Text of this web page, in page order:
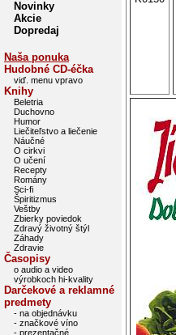
Novinky
Akcie
Dopredaj
Naša ponuka
Hudobné CD-éčka
viď. menu vpravo
Knihy
Beletria
Duchovno
Humor
Liečiteľstvo a liečenie
Náučné
O cirkvi
O učení
Recepty
Romány
Sci-fi
Špiritizmus
Veštby
Zbierky poviedok
Zdravý životný štýl
Záhady
Zdravie
Časopisy
o audio a video
výrobkoch hi-kvality
Darčekové a reklamné
predmety
- na objednávku
- značkové víno
- prezentačné